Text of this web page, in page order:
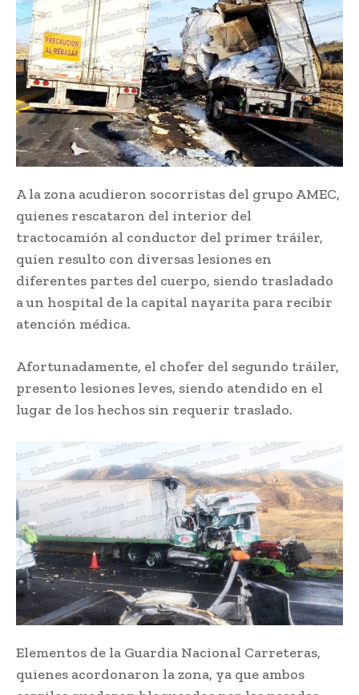
A la zona acudieron socorristas del grupo AMEC,
quienes rescataron del interior del
tractocamión al conductor del primer tráiler,
quien resulto con diversas lesiones en
diferentes partes del cuerpo, siendo trasladado
a un hospital de la capital nayarita para recibir
atención médica.
Afortunadamente, el chofer del segundo tráiler,
presento lesiones leves, siendo atendido en el
lugar de los hechos sin requerir traslado.
Elementos de la Guardia Nacional Carreteras,
quienes acordonaron la zona, ya que ambos